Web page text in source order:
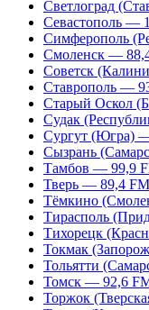
Светлоград
Севастополь —
Симферополь
Смоленск —
Советск
Ставрополь —
Старый Оскол
Судак
Сургут (Югра)
Сызрань
Тамбов — 99,9
Тверь — 89,4 FM
Тёмкино
Тирасполь
Тихорецк
Токмак
Тольятти
Томск — 92,6
Торжок